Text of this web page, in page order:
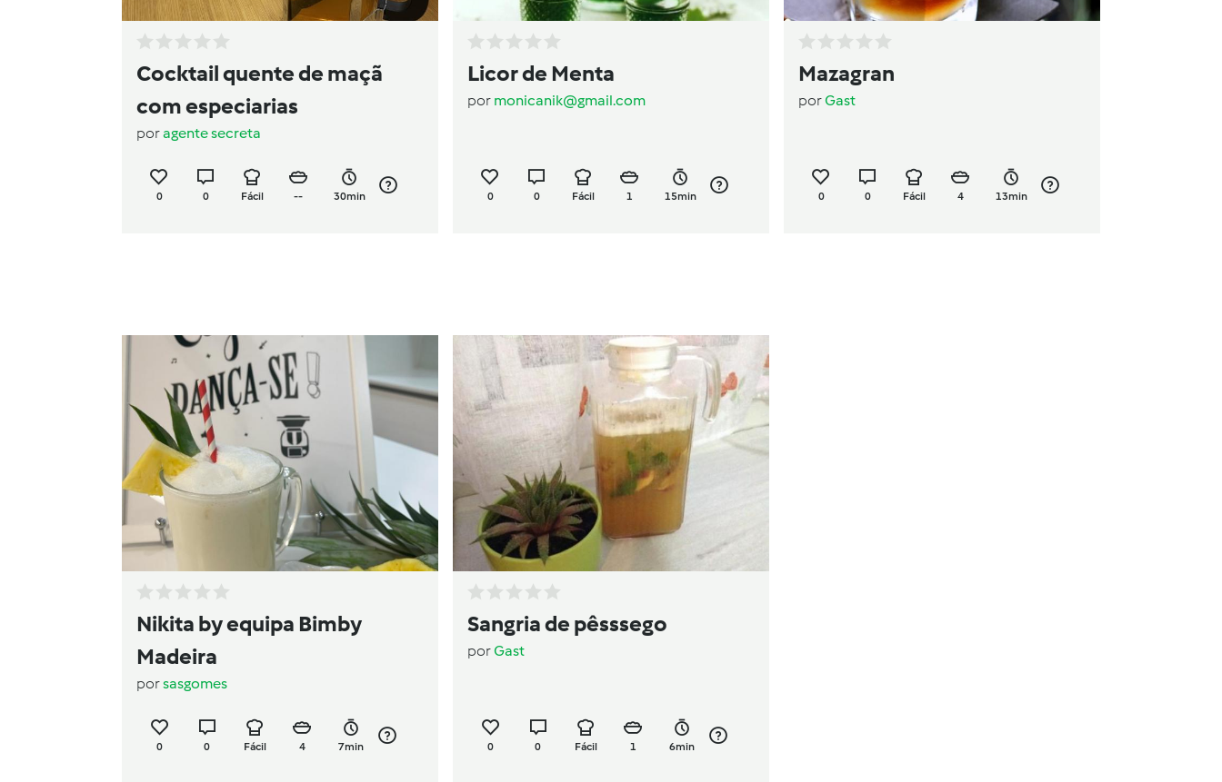
Cocktail quente de maçã
com especiarias
poragente secreta
0 0 Fácil -- 30min
Licor de Menta
por monicanik@gmail.com
0 0 Fácil 1 15min
Mazagran
porGast
0 0 Fácil 4 13min
Nikita by equipa Bimby
Madeira
porsasgomes
0 0 Fácil 4 7min
Sangria de pêsssego
porGast
0 0 Fácil 1 6min